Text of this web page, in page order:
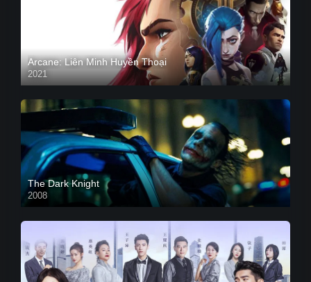
Arcane: Liên Minh Huyền Thoại
2021
The Dark Knight
2008